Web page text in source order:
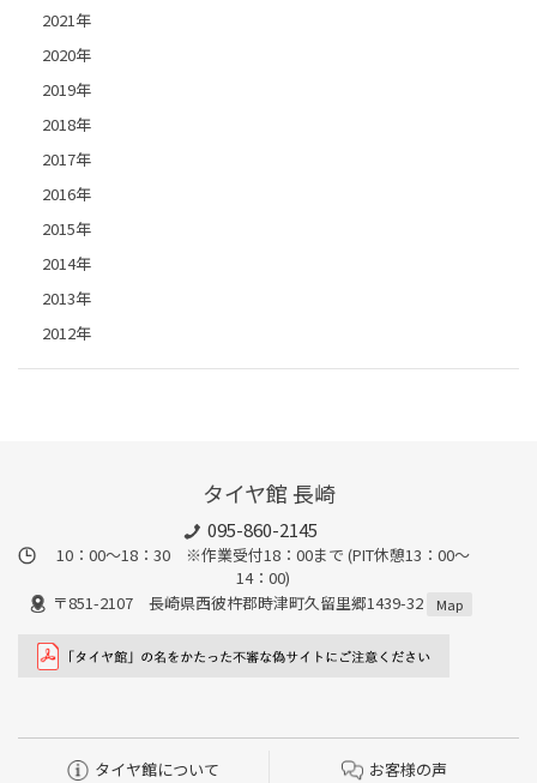
2021年
2020年
2019年
2018年
2017年
2016年
2015年
2014年
2013年
2012年
タイヤ館 長崎
095-860-2145
10：00～18：30 ※作業受付18：00まで (PIT休憩13：00～
14：00)
〒851-2107 長崎県西彼杵郡時津町久留里郷1439-32
Map
タイヤ館について お客様の声